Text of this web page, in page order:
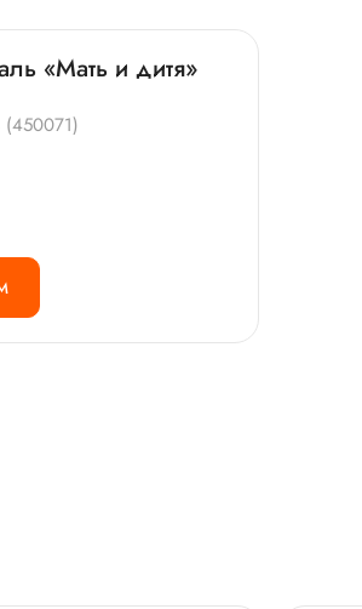
«Мать и дитя»